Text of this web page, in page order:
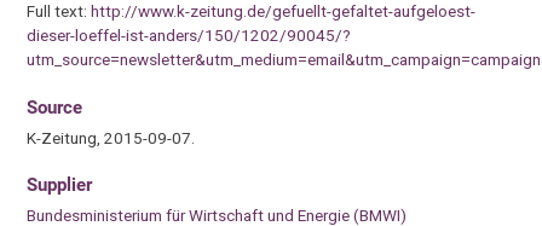
Full text:http://www.k-zeitung.de/gefuellt-gefaltet-aufgeloest-
dieser-loeffel-ist-anders/150/1202/90045/?
Source
K-Zeitung, 2015-09-07.
Supplier
Bundesministerium für Wirtschaft und Energie (BMWI)